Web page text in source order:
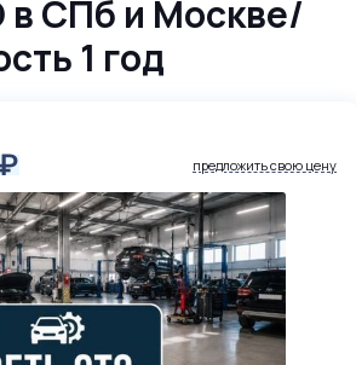
СПб и Москве/
1 год
₽ предложить свою цену